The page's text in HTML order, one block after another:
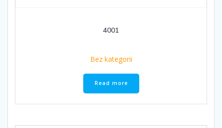
4001
Bez kategorii
Read more